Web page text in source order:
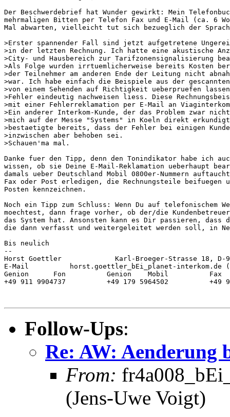
Der Beschwerdebrief hat Wunder gewirkt: Mein
mehrmaligen Bitten per Telefon Fax und E-Mail (ca. 6
Mal abwarten, vielleicht tut sich bezueglich der
>Erster spannender Fall sind jetzt aufgetretene
>in der letzten Rechnung. Ich hatte eine akustische
>City- und Hausbereich zur Tarifzonensignalisierung
>Als Folge wurden irrtuemlicherweise bereits Kosten
>der Teilnehmer am anderen Ende der Leitung nicht
>war. Ich habe einfach die Beispiele aus der gescannten
>von einem Sehenden auf Richtigkeit ueberpruefen
>Fehler eindeutig nachweisen liess. Diese
>mit einer Fehlerreklamation per E-Mail an
>Ein anderer Interkom-Kunde, der das Problem zwar
>mich auf der Messe "Systems" in Koeln direkt
>bestaetigte bereits, dass der Fehler bei einigen
>inzwischen aber behoben sei.
>Schauen'ma mal.
Danke fuer den Tipp, denn den Tonindikator habe ich
wissen, ob sie Deine E-Mail-Reklamation ueberhaupt
damals ueber Deutschland Mobil 0800er-Nummern
Fax oder Post erledigen, die Rechnungsteile beifuegen
Posten kennzeichnen.
Noch ein Tipp zum Schluss: Wenn Du auf telefonischem
moechtest, dann frage vorher, ob der/die
das System hat. Ansonsten kann es Dir passieren,
die dann verfasst und weitergeleitet werden soll, in
Bis neulich
--
Horst Goettler             Karl-Broeger-Strasse 18, D-
E-Mail          horst.goettler_bEi_planet-interkom.de
Genion      Fon          Genion    Mobil          Fax
+49 911 9904737          +49 179 5964502          +49
Follow-Ups:
Re: AW: Aenderung
From:
(Jens-Uwe Voigt)